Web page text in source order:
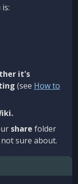
it's
(see How to
share folder
sure about.